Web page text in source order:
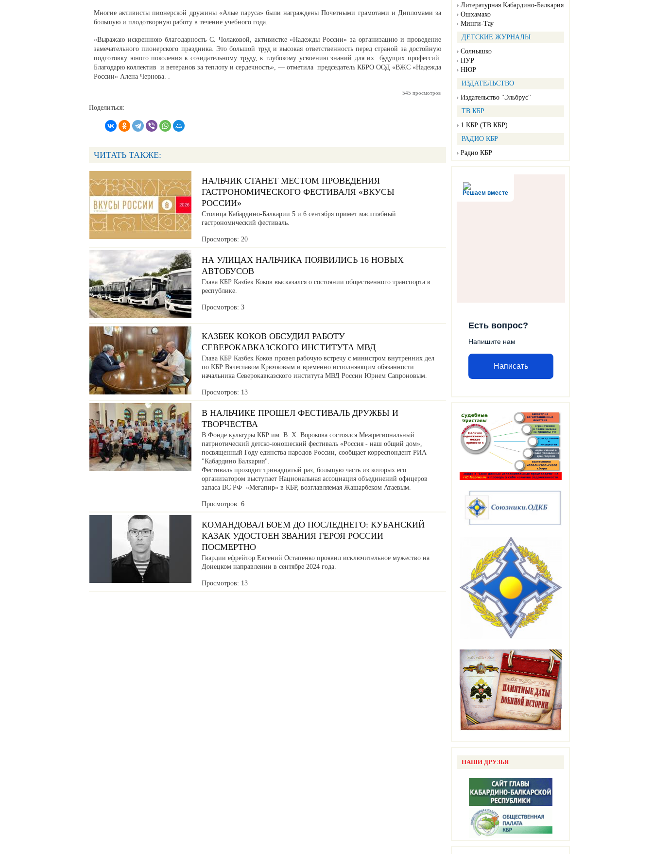
Литературная Кабардино-Балкария
Ошхамахо
Минги-Тау
ДЕТСКИЕ ЖУРНАЛЫ
Солнышко
НУР
НЮР
ИЗДАТЕЛЬСТВО
Издательство "Эльбрус"
ТВ КБР
1 КБР (ТВ КБР)
РАДИО КБР
Радио КБР
Решаем вместе
Есть вопрос?
Напишите нам
Написать
НАШИ ДРУЗЬЯ
Многие активисты пионерской дружины «Алые паруса» были награждены Почетными грамотами и Дипломами за
большую и плодотворную работу в течение учебного года.
«Выражаю искреннюю благодарность С. Чолаковой, активистке «Надежды России» за организацию и проведение
замечательного пионерского праздника. Это большой труд и высокая ответственность перед страной за достойную
подготовку юного поколения к созидательному труду, к глубокому усвоению знаний для их будущих профессий.
Благодарю коллектив и ветеранов за теплоту и сердечность», — отметила председатель КБРО ООД «ВЖС «Надежда
России» Алена Чернова. .
545 просмотров
Поделиться:
ЧИТАТЬ ТАКЖЕ:
НАЛЬЧИК СТАНЕТ МЕСТОМ ПРОВЕДЕНИЯ
ГАСТРОНОМИЧЕСКОГО ФЕСТИВАЛЯ «ВКУСЫ
РОССИИ»
Столица Кабардино-Балкарии 5 и 6 сентября примет масштабный
гастрономический фестиваль.
Просмотров: 20
НА УЛИЦАХ НАЛЬЧИКА ПОЯВИЛИСЬ 16 НОВЫХ
АВТОБУСОВ
Глава КБР Казбек Коков высказался о состоянии общественного транспорта в
республике.
Просмотров: 3
КАЗБЕК КОКОВ ОБСУДИЛ РАБОТУ
СЕВЕРОКАВКАЗСКОГО ИНСТИТУТА МВД
Глава КБР Казбек Коков провел рабочую встречу с министром внутренних дел
по КБР Вячеславом Крючковым и временно исполняющим обязанности
начальника Северокавказского института МВД России Юрием Сапроновым.
Просмотров: 13
В НАЛЬЧИКЕ ПРОШЕЛ ФЕСТИВАЛЬ ДРУЖБЫ И
ТВОРЧЕСТВА
В Фонде культуры КБР им. В. Х. Ворокова состоялся Межрегиональный
патриотический детско-юношеский фестиваль «Россия - наш общий дом»,
посвященный Году единства народов России, сообщает корреспондент РИА
"Кабардино Балкария".
Фестиваль проходит тринадцатый раз, большую часть из которых его
организатором выступает Национальная ассоциация объединений офицеров
запаса ВС РФ «Мегапир» в КБР, возглавляемая Жашарбеком Атаевым.
Просмотров: 6
КОМАНДОВАЛ БОЕМ ДО ПОСЛЕДНЕГО: КУБАНСКИЙ
КАЗАК УДОСТОЕН ЗВАНИЯ ГЕРОЯ РОССИИ
ПОСМЕРТНО
Гвардии ефрейтор Евгений Остапенко проявил исключительное мужество на
Донецком направлении в сентябре 2024 года.
Просмотров: 13